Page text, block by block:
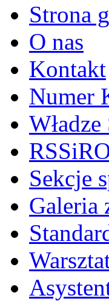
Strona
O nas
Kontakt
Numer
Sekcje
Galeria